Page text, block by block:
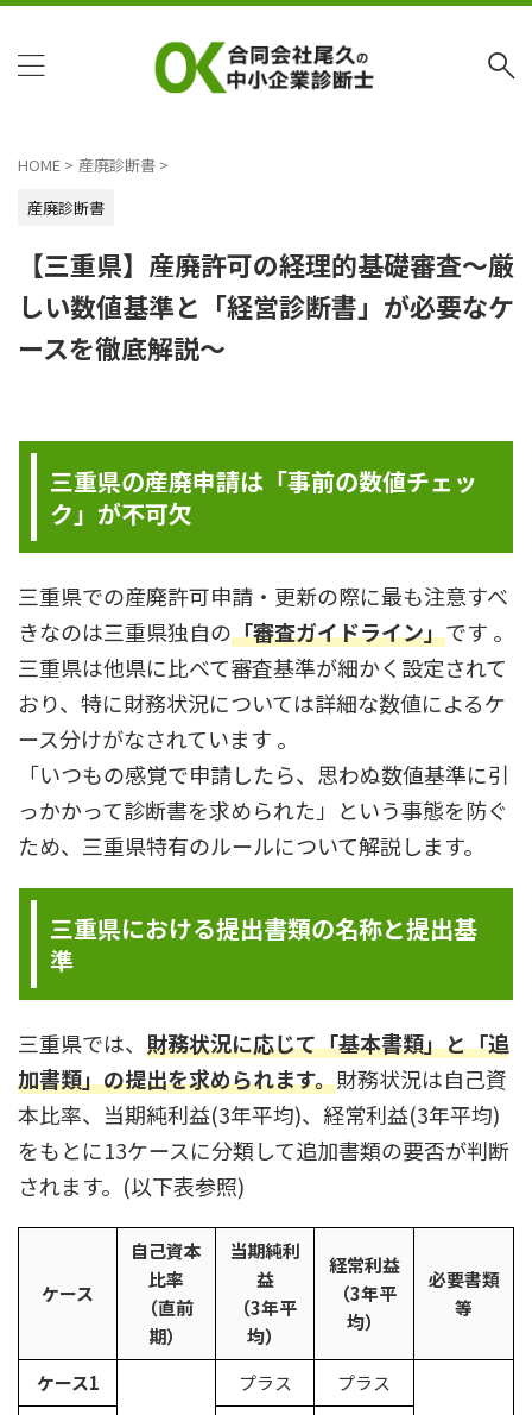
HOME > 産廃診断書 >
産廃診断書
【三重県】産廃許可の経理的基礎審査～厳
しい数値基準と「経営診断書」が必要なケ
ースを徹底解説～
三重県の産廃申請は「事前の数値チェッ
ク」が不可欠
三重県での産廃許可申請・更新の際に最も注意すべ
きなのは三重県独自の「審査ガイドライン」です 。
三重県は他県に比べて審査基準が細かく設定されて
おり、特に財務状況については詳細な数値によるケ
ース分けがなされています 。
「いつもの感覚で申請したら、思わぬ数値基準に引
っかかって診断書を求められた」という事態を防ぐ
ため、三重県特有のルールについて解説します。
三重県における提出書類の名称と提出基
準
三重県では、 財務状況に応じて「基本書類」と「追
加書類」の提出を求められます。財務状況は自己資
本比率、当期純利益(3年平均)、経常利益(3年平均)
をもとに13ケースに分類して追加書類の要否が判断
されます。(以下表参照)
ケース
自己資本
比率
（直前
期）
当期純利
益
（3年平
均）
経常利益
（3年平
均）
必要書類
等
ケース1 プラス
プラス